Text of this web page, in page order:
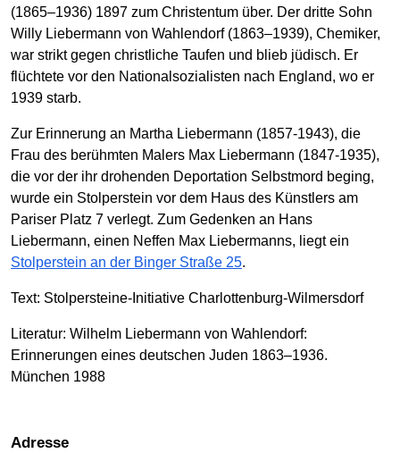
(1865–1936) 1897 zum Christentum über. Der dritte Sohn
Willy Liebermann von Wahlendorf (1863–1939), Chemiker,
war strikt gegen christliche Taufen und blieb jüdisch. Er
flüchtete vor den Nationalsozialisten nach England, wo er
1939 starb.
Zur Erinnerung an Martha Liebermann (1857-1943), die
Frau des berühmten Malers Max Liebermann (1847-1935),
die vor der ihr drohenden Deportation Selbstmord beging,
wurde ein Stolperstein vor dem Haus des Künstlers am
Pariser Platz 7 verlegt. Zum Gedenken an Hans
Liebermann, einen Neffen Max Liebermanns, liegt ein
Stolperstein an der Binger Straße 25.
Text: Stolpersteine-Initiative Charlottenburg-Wilmersdorf
Literatur: Wilhelm Liebermann von Wahlendorf:
Erinnerungen eines deutschen Juden 1863–1936.
München 1988
Adresse